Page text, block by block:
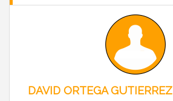
DAVID ORTEGA GUTIERREZ